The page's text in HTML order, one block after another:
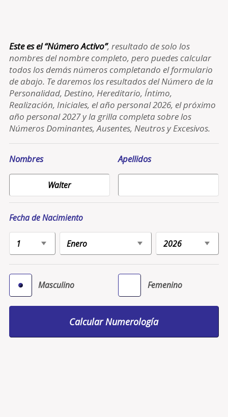
Este es el “Número Activo”, resultado de solo los
nombres del nombre completo, pero puedes calcular
todos los demás números completando el formulario
de abajo. Te daremos los resultados del Número de la
Personalidad, Destino, Hereditario, Íntimo,
Realización, Iniciales, el año personal 2026, el próximo
año personal 2027 y la grilla completa sobre los
Números Dominantes, Ausentes, Neutros y Excesivos.
Nombres Apellidos
Fecha de Nacimiento
Masculino Femenino